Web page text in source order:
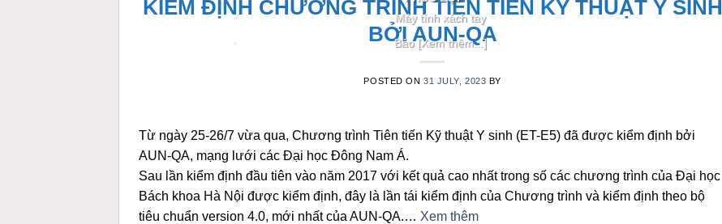
Máy tính xách tay
Bảo [Xem thêm...]
KIỂM ĐỊNH CHƯƠNG TRÌNH TIÊN TIẾN KỸ THUẬT Y SINH
BỞI AUN-QA
POSTED ON31 JULY, 2023 BY
Từ ngày 25-26/7 vừa qua, Chương trình Tiên tiến Kỹ thuật Y sinh (ET-E5) đã được kiểm định bởi
AUN-QA, mạng lưới các Đại học Đông Nam Á.
Sau lần kiểm định đầu tiên vào năm 2017 với kết quả cao nhất trong số các chương trình của Đại học
Bách khoa Hà Nội được kiểm định, đây là lần tái kiểm định của Chương trình và kiểm định theo bộ
tiêu chuẩn version 4.0, mới nhất của AUN-QA.… Xem thêm